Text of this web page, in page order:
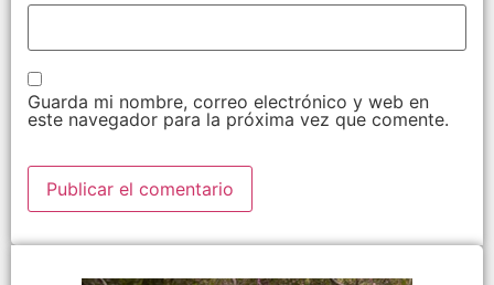
Guarda mi nombre, correo electrónico y web en
este navegador para la próxima vez que comente.